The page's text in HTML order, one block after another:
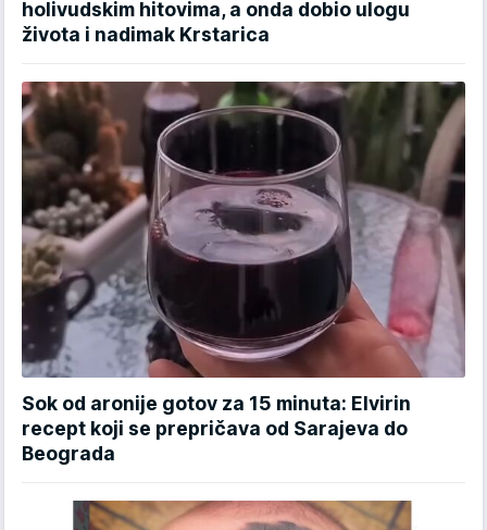
holivudskim hitovima, a onda dobio ulogu
života i nadimak Krstarica
Sok od aronije gotov za 15 minuta: Elvirin
recept koji se prepričava od Sarajeva do
Beograda